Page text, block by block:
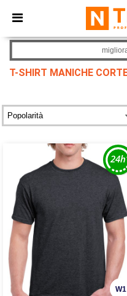
× App Ntextil
Prezzi migliori
T-SHIRT MANICHE
W1